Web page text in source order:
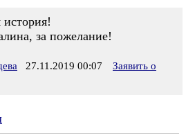
история!
за пожелание!
27.11.2019 00:07
Заявить о